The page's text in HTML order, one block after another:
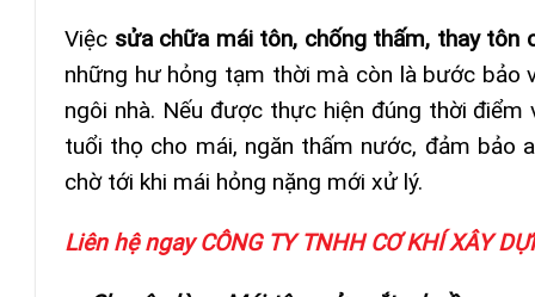
Việc sửa chữa mái tôn, chống thấm, thay tôn
những hư hỏng tạm thời mà còn là bước bảo
ngôi nhà. Nếu được thực hiện đúng thời điểm
tuổi thọ cho mái, ngăn thấm nước, đảm bảo
chờ tới khi mái hỏng nặng mới xử lý.
Liên hệ ngay CÔNG TY TNHH CƠ KHÍ XÂY